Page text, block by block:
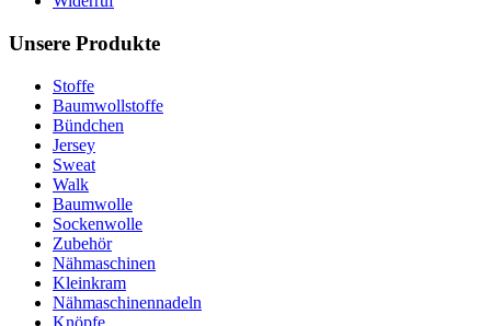
Unsere Produkte
Stoffe
Baumwollstoffe
Bündchen
Jersey
Sweat
Walk
Baumwolle
Sockenwolle
Zubehör
Nähmaschinen
Kleinkram
Nähmaschinennadeln
Knöpfe